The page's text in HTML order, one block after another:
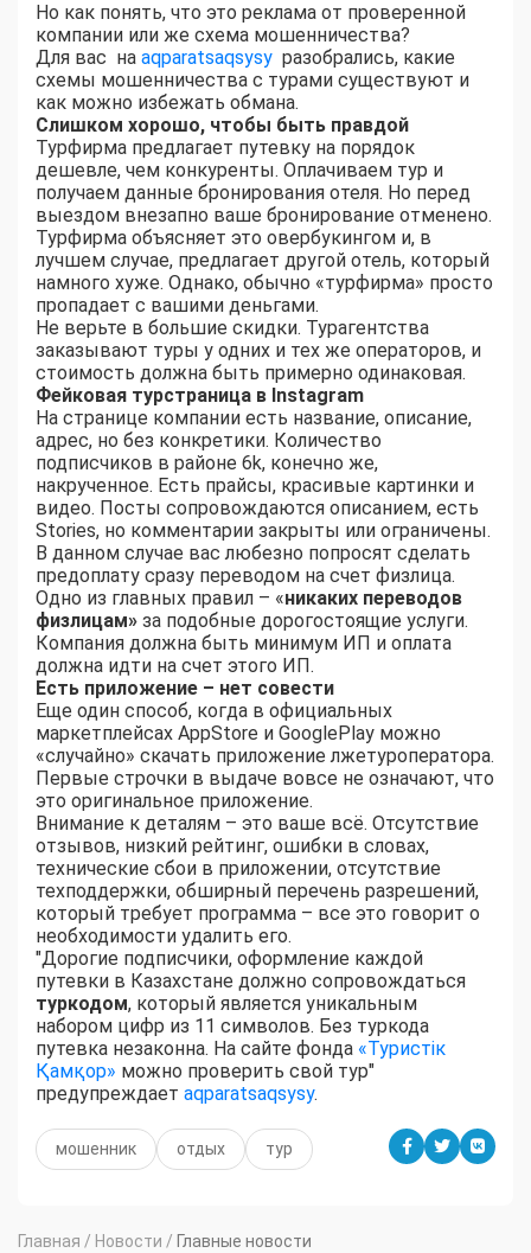
Но как понять, что это реклама от проверенной
компании или же схема мошенничества?
Для вас на aqparatsaqsysy разобрались, какие
схемы мошенничества с турами существуют и
как можно избежать обмана.
Слишком хорошо, чтобы быть правдой
Турфирма предлагает путевку на порядок
дешевле, чем конкуренты. Оплачиваем тур и
получаем данные бронирования отеля. Но перед
выездом внезапно ваше бронирование отменено.
Турфирма объясняет это овербукингом и, в
лучшем случае, предлагает другой отель, который
намного хуже. Однако, обычно «турфирма» просто
пропадает с вашими деньгами.
Не верьте в большие скидки. Турагентства
заказывают туры у одних и тех же операторов, и
стоимость должна быть примерно одинаковая.
Фейковая турстраница в Instagram
На странице компании есть название, описание,
адрес, но без конкретики. Количество
подписчиков в районе 6k, конечно же,
накрученное. Есть прайсы, красивые картинки и
видео. Посты сопровождаются описанием, есть
Stories, но комментарии закрыты или ограничены.
В данном случае вас любезно попросят сделать
предоплату сразу переводом на счет физлица.
Одно из главных правил – «никаких переводов
физлицам» за подобные дорогостоящие услуги.
Компания должна быть минимум ИП и оплата
должна идти на счет этого ИП.
Есть приложение – нет совести
Еще один способ, когда в официальных
маркетплейсах AppStore и GooglePlay можно
«случайно» скачать приложение лжетуроператора.
Первые строчки в выдаче вовсе не означают, что
это оригинальное приложение.
Внимание к деталям – это ваше всё. Отсутствие
отзывов, низкий рейтинг, ошибки в словах,
технические сбои в приложении, отсутствие
техподдержки, обширный перечень разрешений,
который требует программа – все это говорит о
необходимости удалить его.
"Дорогие подписчики, оформление каждой
путевки в Казахстане должно сопровождаться
туркодом, который является уникальным
набором цифр из 11 символов. Без туркода
путевка незаконна. На сайте фонда «Туристік
Қамқор» можно проверить свой тур"
предупреждает aqparatsaqsysy.
мошенник отдых тур
Главная / Новости / Главные новости